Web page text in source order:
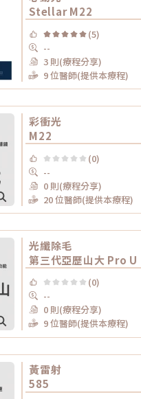
Stellar M22
(5)
--
3 則(療程分享)
9 位醫師(提供本療程)
彩衝光
M22
(0)
--
0 則(療程分享)
20 位醫師(提供本療程)
光纖除毛
第三代亞歷山大 Pro U
(0)
--
0 則(療程分享)
9 位醫師(提供本療程)
黃雷射
585